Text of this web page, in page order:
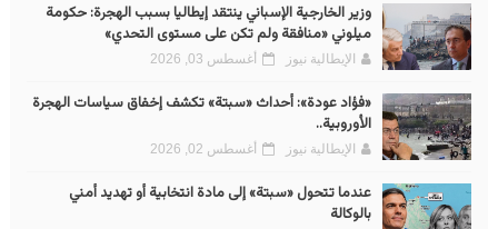
وزير الخارجية الإسباني ينتقد إيطاليا بسبب الهجرة: حكومة
ميلوني «منافقة ولم تكن على مستوى التحدي»
الإيطالية نيوز أغسطس 03, 2026
«فؤاد عودة»: أحداث «سبتة» تكشف إخفاق سياسات الهجرة
الأوروبية..
الإيطالية نيوز أغسطس 02, 2026
عندما تتحول «سبتة» إلى مادة انتخابية أو تهديد أمني
بالوكالة